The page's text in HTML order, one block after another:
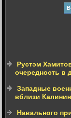
Рустэм
очередность в
Западные
вблизи
Навального